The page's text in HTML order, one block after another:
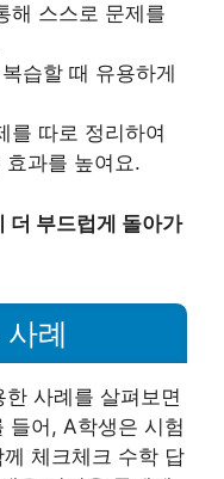
해 스스로 문제를
습할 때 유용하게
를 따로 정리하여
효과를 높여요.
더 부드럽게 돌아가
례
사례를 살펴보면
들어, A학생은 시험
체크체크 수학 답